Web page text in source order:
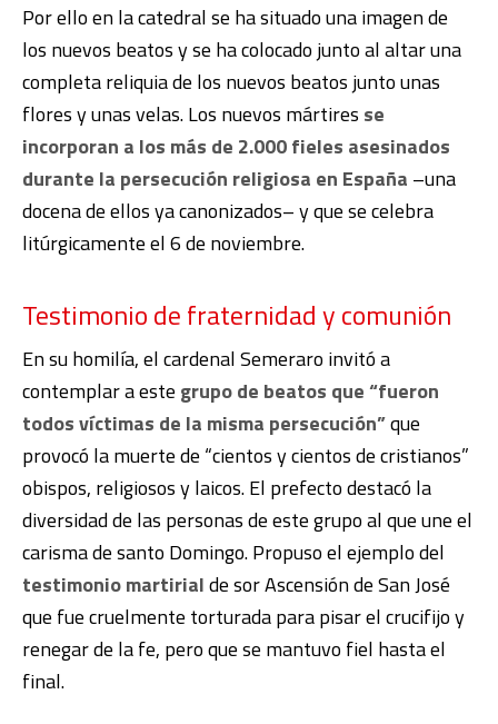
Por ello en la catedral se ha situado una imagen de
los nuevos beatos y se ha colocado junto al altar una
completa reliquia de los nuevos beatos junto unas
flores y unas velas. Los nuevos mártires se
incorporan a los más de 2.000 fieles asesinados
durante la persecución religiosa en España –una
docena de ellos ya canonizados– y que se celebra
litúrgicamente el 6 de noviembre.
Testimonio de fraternidad y comunión
En su homilía, el cardenal Semeraro invitó a
contemplar a este grupo de beatos que “fueron
todos víctimas de la misma persecución”que
provocó la muerte de “cientos y cientos de cristianos”
obispos, religiosos y laicos. El prefecto destacó la
diversidad de las personas de este grupo al que une el
carisma de santo Domingo. Propuso el ejemplo del
testimonio martirialde sor Ascensión de San José
que fue cruelmente torturada para pisar el crucifijo y
renegar de la fe, pero que se mantuvo fiel hasta el
final.